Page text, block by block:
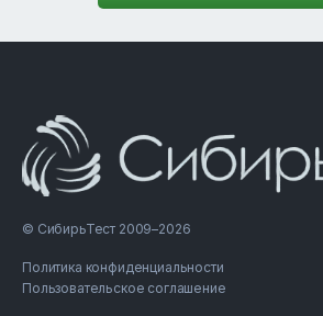
© СибирьТест 2009–2026
Политика конфиденциальности
Пользовательское соглашение